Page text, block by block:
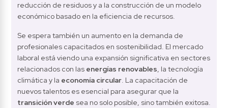
reducción de residuos y a la construcción de un modelo
económico basado en la eficiencia de recursos.
Se espera también un aumento en la demanda de
profesionales capacitados en sostenibilidad. El mercado
laboral está viendo una expansión significativa en sectores
relacionados con las energías renovables, la tecnología
climática y la economía circular. La capacitación de
transición verde sea no solo posible, sino también exitosa.